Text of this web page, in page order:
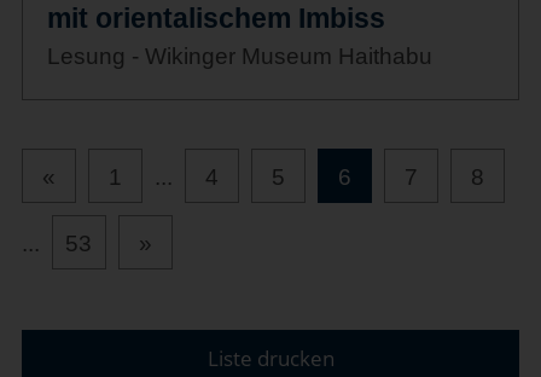
mit orientalischem Imbiss
Lesung - Wikinger Museum Haithabu
« 1 ... 4 5 6 7 8
... 53 »
Liste drucken